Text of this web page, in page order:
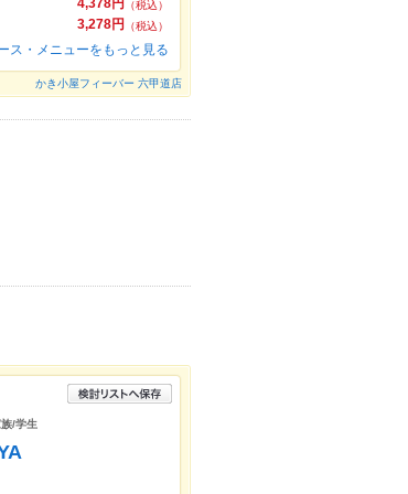
4,378円
（税込）
3,278円
（税込）
ス・メニューをもっと見る
かき小屋フィーバー 六甲道店
/学生